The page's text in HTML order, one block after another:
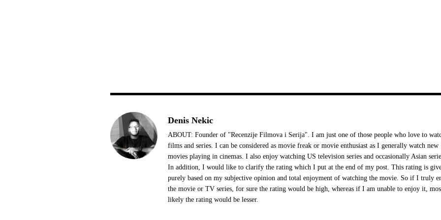
Denis Nekic
ABOUT: Founder of "Recenzije Filmova i Serija". I am just one of those people who love to
films and series. I can be considered as movie freak or movie enthusiast as I generally watch new
movies playing in cinemas. I also enjoy watching US television series and occasionally Asian
In addition, I would like to clarify the rating which I put at the end of my post. This rating is
purely based on my subjective opinion and total enjoyment of watching the movie. So if I truly
the movie or TV series, for sure the rating would be high, whereas if I am unable to enjoy it,
likely the rating would be lesser.